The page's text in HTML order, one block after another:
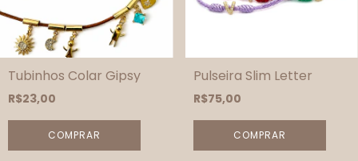
Tubinhos Colar Gipsy
R$23,00
COMPRAR
Pulseira Slim Letter
R$75,00
COMPRAR